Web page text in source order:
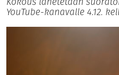
YouTube-kanavalle 4.12.